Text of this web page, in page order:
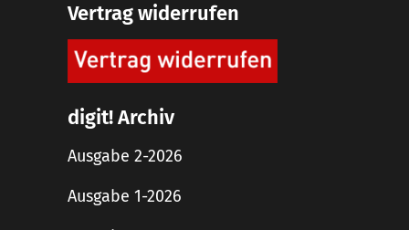
Vertrag widerrufen
digit! Archiv
Ausgabe 2-2026
Ausgabe 1-2026